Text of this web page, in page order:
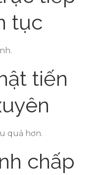
tục
tiến
quả hơn.
chấp